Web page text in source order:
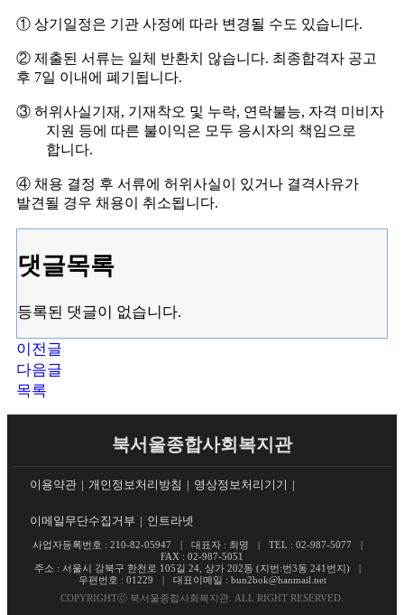
① 상기일정은 기관 사정에 따라 변경될 수도 있습니다.
② 제출된 서류는 일체 반환치 않습니다. 최종합격자 공고
후 7일 이내에 폐기됩니다.
③ 허위사실기재 , 기재착오 및 누락, 연락불능, 자격 미비자
지원 등에 따른 불이익은 모두 응시자의 책임으로
합니다.
④ 채용 결정 후 서류에 허위사실이 있거나 결격사유가
발견될 경우 채용이 취소됩니다.
댓글목록
등록된 댓글이 없습니다.
이전글
다음글
목록
북서울종합사회복지관
이용약관 개인정보처리방침 영상정보처리기기
이메일무단수집거부 인트라넷
사업자등록번호 : 210-82-05947 대표자 : 최명
TEL : 02-987-5077
FAX : 02-987-5051
주소 : 서울시 강북구 한천로 105길 24, 상가 202동 (지번:번3동 241번지)
우편번호 : 01229
대표이메일 : bun2bok@hanmail.net
COPYRIGHTⓒ 북서울종합사회복지관. ALL RIGHT RESERVED.